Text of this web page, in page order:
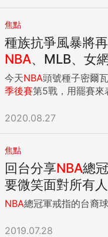
焦點
種族抗爭風暴將
NBA、MLB、女
今天NBA頭號種子密爾
季後賽第5戰，用罷賽來
2020.08.27
焦點
回台分享NBA總
要微笑面對所有
NBA總冠軍戒指的台裔
2019.07.28